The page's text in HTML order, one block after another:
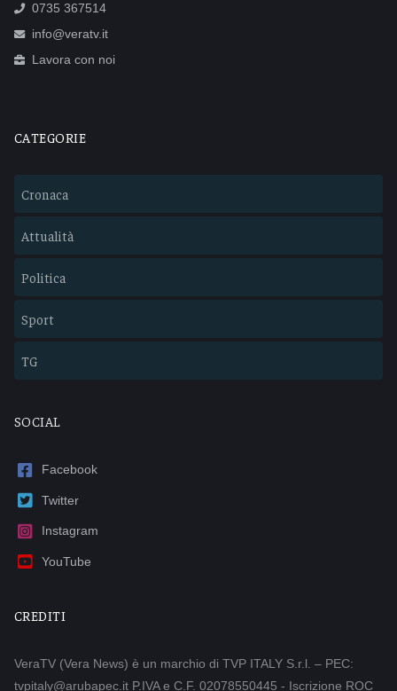
0735 367514
info@veratv.it
Lavora con noi
CATEGORIE
Cronaca
Attualità
Politica
Sport
TG
SOCIAL
Facebook
Twitter
Instagram
YouTube
CREDITI
VeraTV (Vera News) è un marchio di TVP ITALY S.r.l. – PEC:
tvpitaly@arubapec.it P.IVA e C.F. 02078550445 - Iscrizione ROC